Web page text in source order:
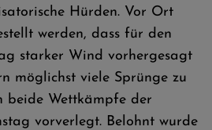
Hürden. Vor Ort
werden, dass für den
starker Wind vorhergesagt
möglichst viele Sprünge zu
beide Wettkämpfe der
vorverlegt. Belohnt wurde